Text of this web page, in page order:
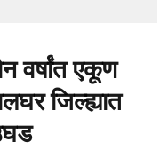
वर्षांत एकूण
जिल्ह्यात